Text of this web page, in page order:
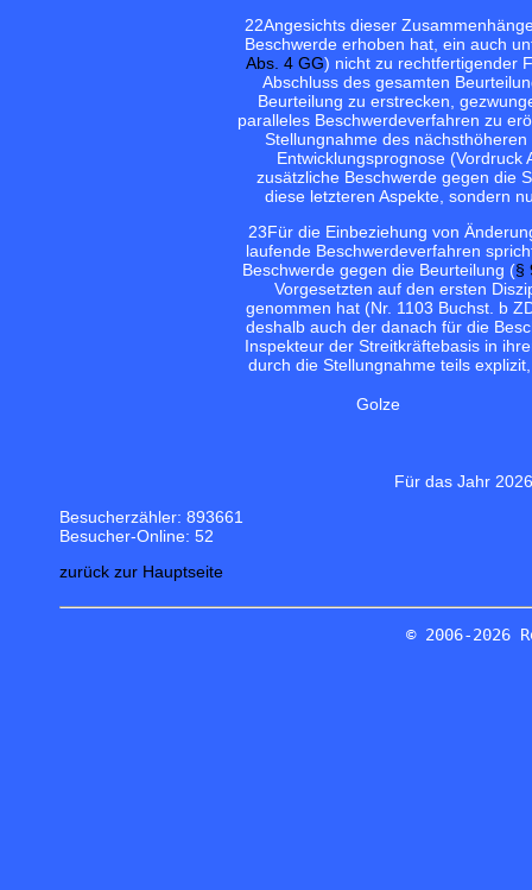
22Angesichts dieser
Beschwerde erhoben hat, ein auch
Abs. 4 GG) nicht zu rechtfertigender
Abschluss des gesamten
Beurteilung zu erstrecken,
paralleles Beschwerdeverfahren zu
Stellungnahme des
Entwicklungsprognose
zusätzliche Beschwerde gegen die
diese letzteren Aspekte, sondern
23Für die Einbeziehung von
laufende Beschwerdeverfahren
Beschwerde gegen die Beurteilung (§
Vorgesetzten auf den ersten
genommen hat (Nr. 1103 Buchst. b
deshalb auch der danach für die
Inspekteur der Streitkräftebasis in
durch die Stellungnahme teils
Golze
Für das Jahr
Besucherzähler: 893661
Besucher-Online: 52
zurück zur Hauptseite
© 2006-2026